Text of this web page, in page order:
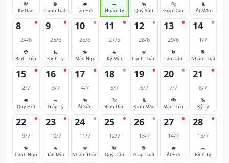
🐓
Kỷ Dậu
🐕
Canh Tuất
🐖
Tân Hợi
🐀
Nhâm Tý
🐂
Quý Sửu
🐅
Giáp Dần
🐈
Ất Mão
8
24/6
🐉
Bính Thìn
9
25/6
🐍
Đinh Tỵ
10
26/6
🐎
Mậu Ngọ
11
27/6
🐐
Kỷ Mùi
12
28/6
🐒
Canh Thân
13
29/6
🐓
Tân Dậu
14
1/7
🐕
Nhâm Tuất
15
2/7
🐖
Quý Hợi
16
3/7
🐀
Giáp Tý
17
4/7
🐂
Ất Sửu
18
5/7
🐅
Bính Dần
19
6/7
🐈
Đinh Mão
20
7/7
🐉
Mậu Thìn
21
8/7
🐍
Kỷ Tỵ
22
9/7
🐎
Canh Ngọ
23
10/7
🐐
Tân Mùi
24
11/7
🐒
Nhâm Thân
25
12/7
🐓
Quý Dậu
26
13/7
🐕
Giáp Tuất
27
14/7
🐖
Ất Hợi
28
15/7
🐀
Bính Tý